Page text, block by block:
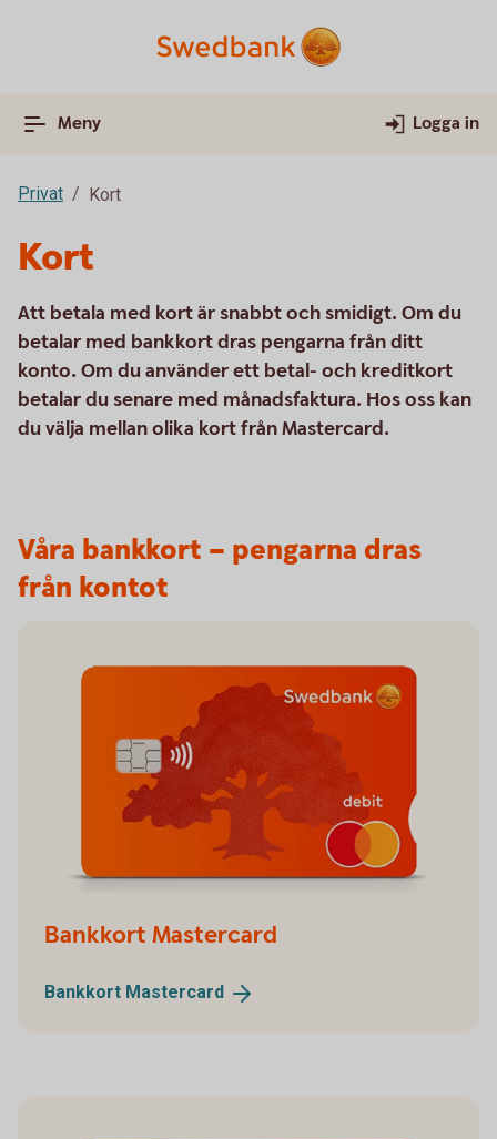
Meny Logga in
Privat Kort
Kort
Att betala med kort är snabbt och smidigt. Om du
betalar med bankkort dras pengarna från ditt
konto. Om du använder ett betal- och kreditkort
betalar du senare med månadsfaktura. Hos oss kan
du välja mellan olika kort från Mastercard.
Våra bankkort – pengarna dras
från kontot
Bankkort Mastercard
Bankkort Mastercard